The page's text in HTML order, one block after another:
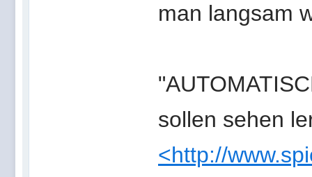
man langsam
sollen sehen
<http://